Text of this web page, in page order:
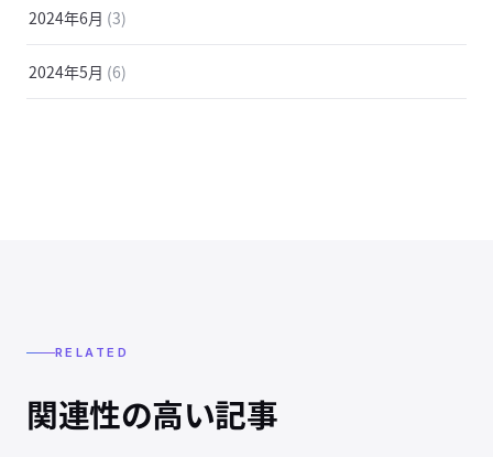
2024年6月 (3)
2024年5月 (6)
RELATED
関連性の高い記事